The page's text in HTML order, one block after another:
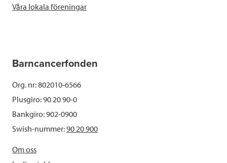
Våra lokala föreningar
Barncancerfonden
Org. nr: 802010-6566
Plusgiro: 90 20 90-0
Bankgiro: 902-0900
Swish-nummer:90 20 900
Om oss